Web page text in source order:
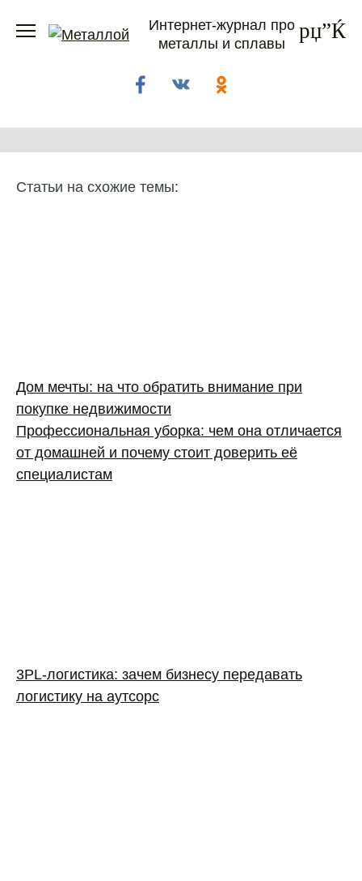
Интернет-журнал про
металлы и сплавы
Статьи на схожие темы:
Дом мечты: на что обратить внимание при
покупке недвижимости
Профессиональная уборка: чем она отличается
от домашней и почему стоит доверить её
специалистам
3PL‑логистика: зачем бизнесу передавать
логистику на аутсорс